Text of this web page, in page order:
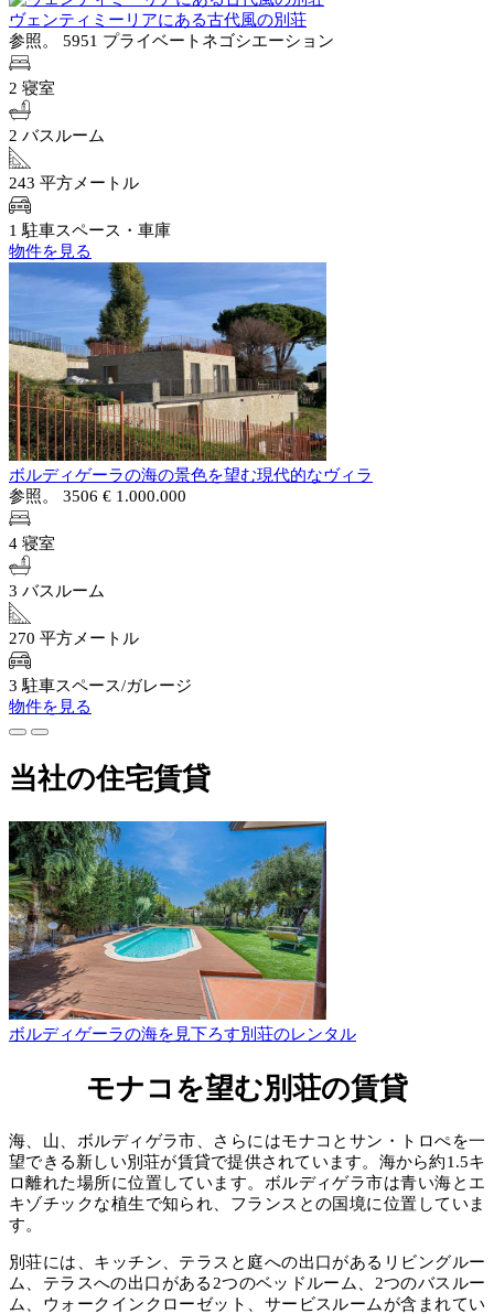
ヴェンティミーリアにある古代風の別荘
参照。 5951 プライベートネゴシエーション
2 寝室
2 バスルーム
243 平方メートル
1 駐車スペース・車庫
物件を見る
ボルディゲーラの海の景色を望む現代的なヴィラ
参照。 3506 € 1.000.000
4 寝室
3 バスルーム
270 平方メートル
3 駐車スペース/ガレージ
物件を見る
当社の住宅賃貸
ボルディゲーラの海を見下ろす別荘のレンタル
モナコを望む別荘の賃貸
海、山、ボルディゲラ市、さらにはモナコとサン・トロぺを一
望できる新しい別荘が賃貸で提供されています。海から約1.5キ
ロ離れた場所に位置しています。ボルディゲラ市は青い海とエ
キゾチックな植生で知られ、フランスとの国境に位置していま
す。
別荘には、キッチン、テラスと庭への出口があるリビングルー
ム、テラスへの出口がある2つのベッドルーム、2つのバスルー
ム、ウォークインクローゼット、サービスルームが含まれてい